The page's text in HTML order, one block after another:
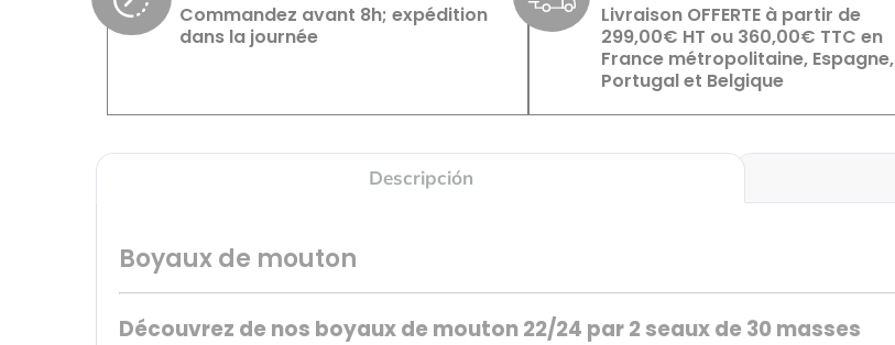
Commandez avant 8h; expédition
dans la journée
Livraison OFFERTE à partir de
299,00€ HT ou 360,00€ TTC en
France métropolitaine, Espagne,
Portugal et Belgique
Descripción
Boyaux de mouton
Découvrez de nos boyaux de mouton 22/24 par 2 seaux de 30 masses